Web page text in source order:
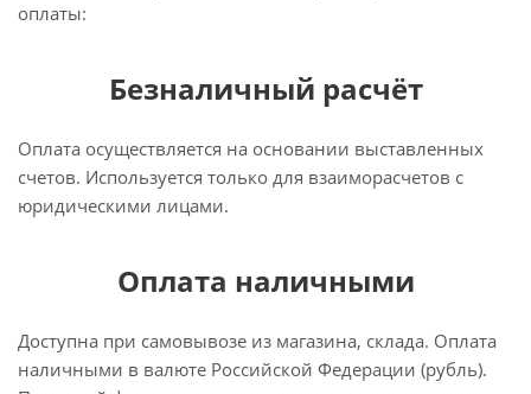
оплаты:
Безналичный расчёт
Оплата осуществляется на основании выставленных
счетов. Используется только для взаиморасчетов с
юридическими лицами.
Оплата наличными
Доступна при самовывозе из магазина, склада. Оплата
наличными в валюте Российской Федерации (рубль).